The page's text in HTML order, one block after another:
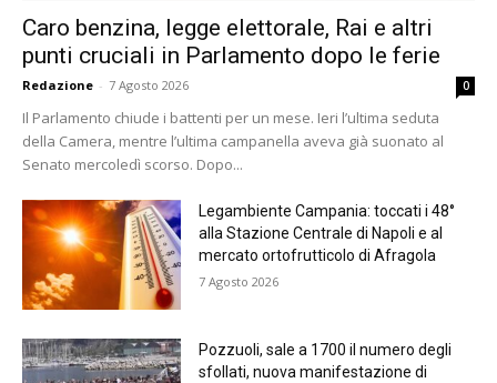
Caro benzina, legge elettorale, Rai e altri
punti cruciali in Parlamento dopo le ferie
Redazione - 7 Agosto 2026 0
Il Parlamento chiude i battenti per un mese. Ieri l’ultima seduta
della Camera, mentre l’ultima campanella aveva già suonato al
Senato mercoledì scorso. Dopo...
Legambiente Campania: toccati i 48°
alla Stazione Centrale di Napoli e al
mercato ortofrutticolo di Afragola
7 Agosto 2026
Pozzuoli, sale a 1700 il numero degli
sfollati, nuova manifestazione di